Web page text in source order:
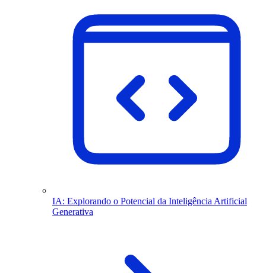
IA: Explorando o Potencial da Inteligência Artificial
Generativa